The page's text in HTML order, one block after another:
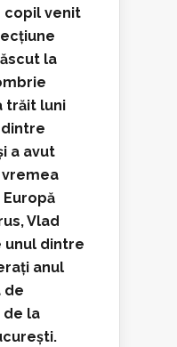
copil venit
la
trăit luni
a avut
Vlad
unul dintre
anul
de
de la